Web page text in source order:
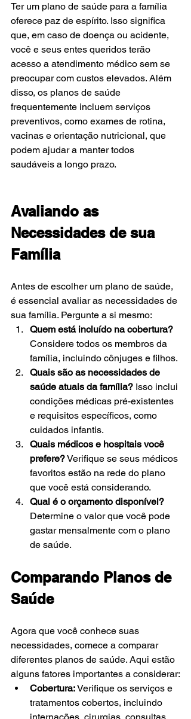
Ter um plano de saúde para a família
oferece paz de espírito. Isso significa
que, em caso de doença ou acidente,
você e seus entes queridos terão
acesso a atendimento médico sem se
preocupar com custos elevados. Além
disso, os planos de saúde
frequentemente incluem serviços
preventivos, como exames de rotina,
vacinas e orientação nutricional, que
podem ajudar a manter todos
saudáveis a longo prazo.
Avaliando as
Necessidades de sua
Família
Antes de escolher um plano de saúde,
é essencial avaliar as necessidades de
sua família. Pergunte a si mesmo:
Quem está incluído na cobertura?
Considere todos os membros da
família, incluindo cônjuges e filhos.
Quais são as necessidades de
saúde atuais da família? Isso inclui
condições médicas pré-existentes
e requisitos específicos, como
cuidados infantis.
Quais médicos e hospitais você
prefere? Verifique se seus médicos
favoritos estão na rede do plano
que você está considerando.
Qual é o orçamento disponível?
Determine o valor que você pode
gastar mensalmente com o plano
de saúde.
Comparando Planos de
Saúde
Agora que você conhece suas
necessidades, comece a comparar
diferentes planos de saúde. Aqui estão
alguns fatores importantes a considerar:
Cobertura: Verifique os serviços e
tratamentos cobertos, incluindo